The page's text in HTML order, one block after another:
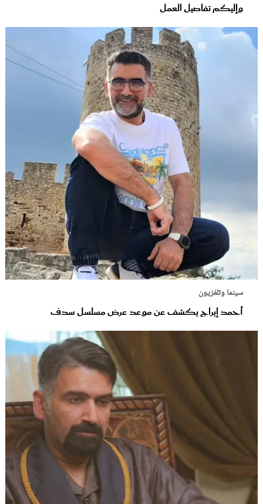
وإليكم تفاصيل العمل
سينما وتلفزيون
أحمد إيراج يكشف عن موعد عرض مسلسل سدف